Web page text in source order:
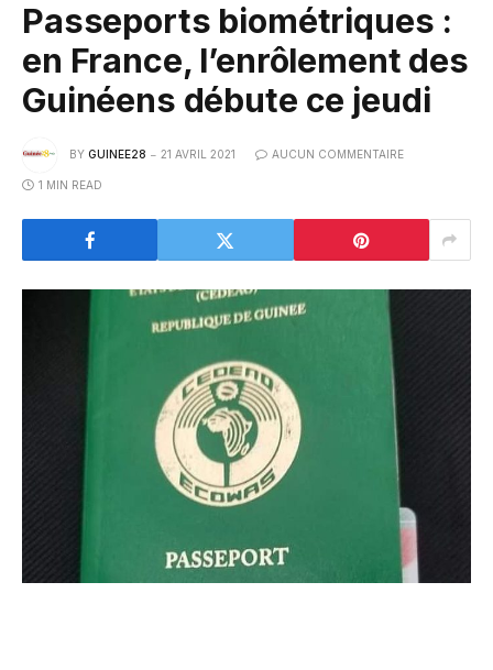
Passeports biométriques :
en France, l’enrôlement des
Guinéens débute ce jeudi
BY GUINEE28 21 AVRIL 2021 AUCUN COMMENTAIRE
1 MIN READ